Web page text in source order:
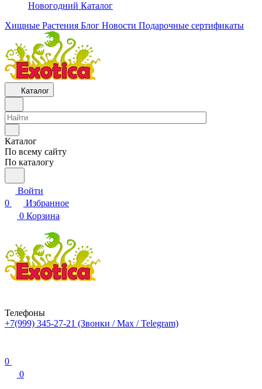
Новогодний Каталог
Хищные Растения Блог Новости Подарочные сертификаты
Каталог
Каталог
По всему сайту
По каталогу
Войти
0
Избранное
0 Корзина
Телефоны
+7(999) 345-27-21 (Звонки / Max / Telegram)
0
0